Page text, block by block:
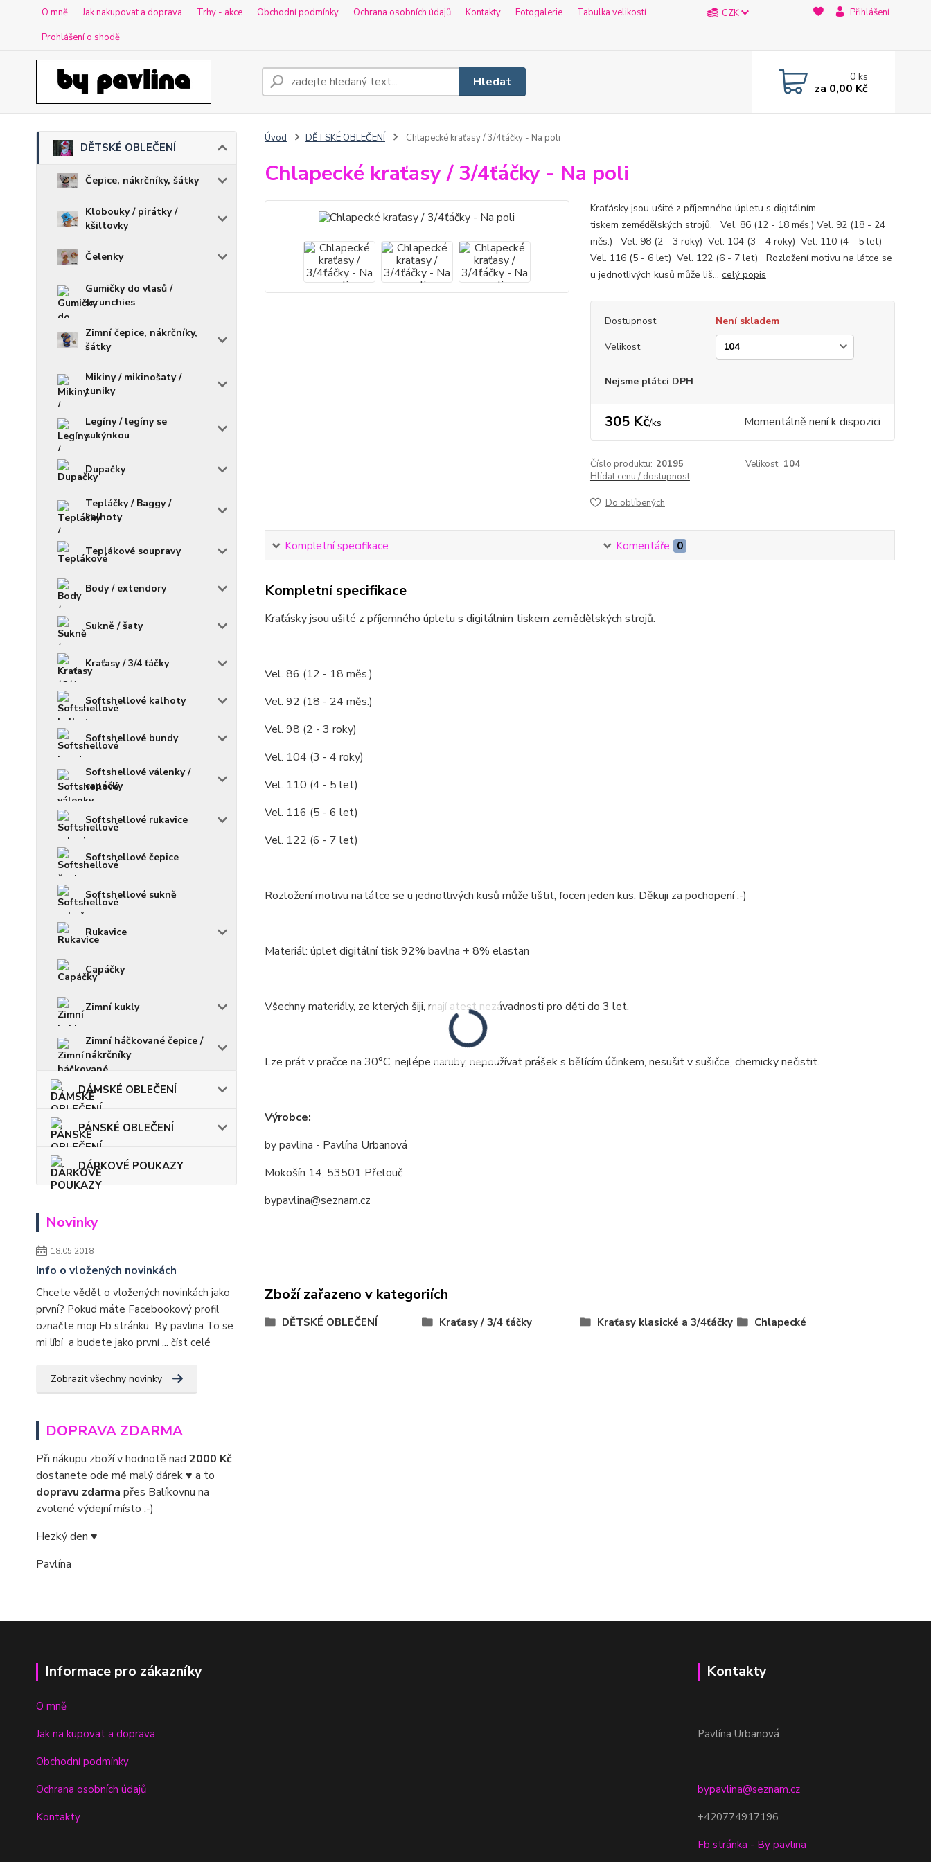
O mně Jak nakupovat a doprava Trhy - akce Obchodní podmínky Ochrana osobních údajů Kontakty Fotogalerie
Tabulka velikostí
Prohlášení o shodě
CZK Přihlášení
Hledat 0ks
za 0,00 Kč
DĚTSKÉ OBLEČENÍ
Čepice, nákrčníky, šátky
Klobouky / pirátky /
kšiltovky
Čelenky
Gumičky do vlasů /
scrunchies
Zimní čepice, nákrčníky,
šátky
Mikiny / mikinošaty /
tuniky
Legíny / legíny se
sukýnkou
Dupačky
Tepláčky / Baggy /
kalhoty
Teplákové soupravy
Body / extendory
Sukně / šaty
Kraťasy / 3/4 ťáčky
Softshellové kalhoty
Softshellové bundy
Softshellové válenky /
capáčky
Softshellové rukavice
Softshellové čepice
Softshellové sukně
Rukavice
Capáčky
Zimní kukly
Zimní háčkované čepice /
nákrčníky
DÁMSKÉ OBLEČENÍ
PÁNSKÉ OBLEČENÍ
DÁRKOVÉ POUKAZY
Novinky
18.05.2018
Info o vložených novinkách
Chcete vědět o vložených novinkách jako
první? Pokud máte Facebookový profil
označte moji Fb stránku By pavlina To se
mi líbí a budete jako první ... číst celé
Zobrazit všechny novinky
DOPRAVA ZDARMA
Při nákupu zboží v hodnotě nad 2000 Kč
dostanete ode mě malý dárek ♥ a to
dopravu zdarma přes Balíkovnu na
zvolené výdejní místo :-)
Hezký den ♥
Pavlína
Úvod DĚTSKÉ OBLEČENÍ Chlapecké kraťasy / 3/4ťáčky - Na poli
Chlapecké kraťasy / 3/4ťáčky - Na poli
Kraťásky jsou ušité z příjemného úpletu s digitálním
tiskem zemědělských strojů. Vel. 86 (12 - 18 měs.) Vel. 92 (18 - 24
měs.) Vel. 98 (2 - 3 roky) Vel. 104 (3 - 4 roky) Vel. 110 (4 - 5 let)
Vel. 116 (5 - 6 let) Vel. 122 (6 - 7 let) Rozložení motivu na látce se
u jednotlivých kusů může liš... celý popis
Dostupnost
Není skladem
Velikost
Nejsme plátci DPH
305 Kč/ks Momentálně není k dispozici
Číslo produktu: 20195 Velikost: 104
Hlídat cenu / dostupnost
Do oblíbených
Kompletní specifikace Komentáře 0
Kompletní specifikace
Kraťásky jsou ušité z příjemného úpletu s digitálním tiskem zemědělských strojů.
Vel. 86 (12 - 18 měs.)
Vel. 92 (18 - 24 měs.)
Vel. 98 (2 - 3 roky)
Vel. 104 (3 - 4 roky)
Vel. 110 (4 - 5 let)
Vel. 116 (5 - 6 let)
Vel. 122 (6 - 7 let)
Rozložení motivu na látce se u jednotlivých kusů může lištit, focen jeden kus. Děkuji za pochopení :-)
Materiál: úplet digitální tisk 92% bavlna + 8% elastan
Všechny materiály, ze kterých šiji, mají atest nezávadnosti pro děti do 3 let.
Lze prát v pračce na 30°C, nejlépe naruby, nepoužívat prášek s bělícím účinkem, nesušit v sušičce, chemicky nečistit.
Výrobce:
by pavlina - Pavlína Urbanová
Mokošín 14, 53501 Přelouč
bypavlina@seznam.cz
Zboží zařazeno v kategoriích
DĚTSKÉ OBLEČENÍ Kraťasy / 3/4 ťáčky Kraťasy klasické a 3/4ťáčky Chlapecké
Informace pro zákazníky
O mně
Jak na kupovat a doprava
Obchodní podmínky
Ochrana osobních údajů
Kontakty
Kontakty
Pavlína Urbanová
bypavlina@seznam.cz
+420774917196
Fb stránka - By pavlina